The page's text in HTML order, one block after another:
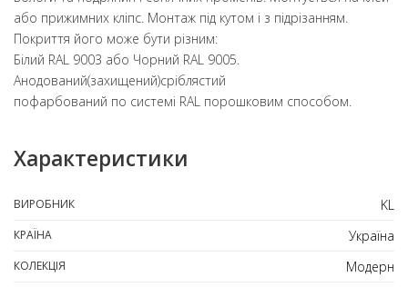
або прижимних кліпс. Монтаж під кутом і з підрізанням.
Покриття його може бути різним:
Білий RAL 9003 або Чорний RAL 9005.
Анодований(захищений)сріблястий
пофарбований по системі RAL порошковим способом.
Характеристики
ВИРОБНИК KL
КРАЇНА Україна
КОЛЕКЦІЯ Модерн